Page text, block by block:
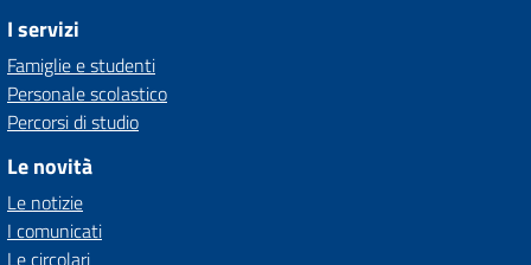
I servizi
Famiglie e studenti
Personale scolastico
Percorsi di studio
Le novità
Le notizie
I comunicati
Le circolari